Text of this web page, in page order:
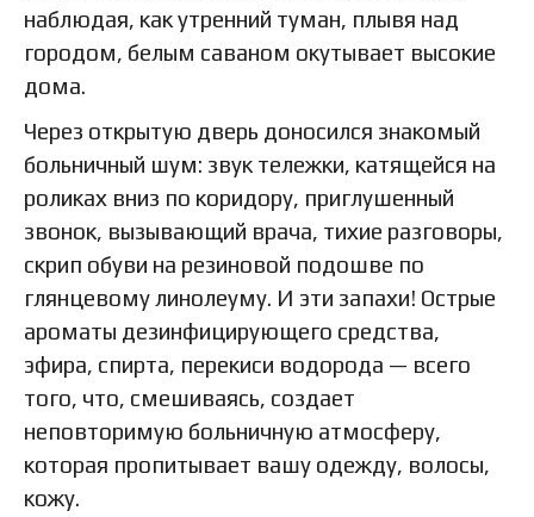
наблюдая, как утренний туман, плывя над
городом, белым саваном окутывает высокие
дома.
Через открытую дверь доносился знакомый
больничный шум: звук тележки, катящейся на
роликах вниз по коридору, приглушенный
звонок, вызывающий врача, тихие разговоры,
скрип обуви на резиновой подошве по
глянцевому линолеуму. И эти запахи! Острые
ароматы дезинфицирующего средства,
эфира, спирта, перекиси водорода — всего
того, что, смешиваясь, создает
неповторимую больничную атмосферу,
которая пропитывает вашу одежду, волосы,
кожу.